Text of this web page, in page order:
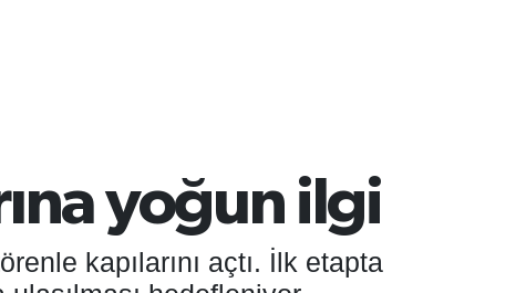
yoğun ilgi
kapılarını açtı. İlk etapta